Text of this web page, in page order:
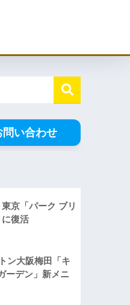
い合わせ
京「パーク ブリ
に復活
ン大阪梅田「キ
ーデン」新メニ